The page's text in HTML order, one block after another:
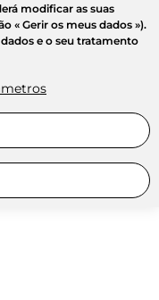
modificar as suas
« Gerir os meus dados »).
e o seu tratamento